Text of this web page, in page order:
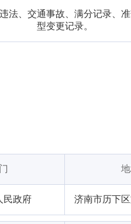
法、交通事故、满分记录、
型变更记录。
民政府 济南市历下